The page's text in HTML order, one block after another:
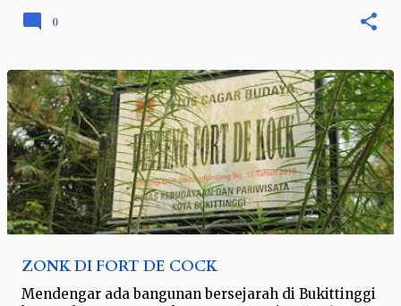
0
ZONK DI FORT DE COCK
Mendengar ada bangunan bersejarah di Bukittinggi